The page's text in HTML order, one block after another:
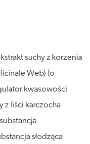
suchy z korzenia
Web) (o
kwasowości
z liści karczocha
słodząca